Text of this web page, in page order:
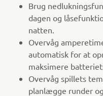
Brug
dagen og
natten.
Overvåg
automatisk for at
maksimere
Overvåg spillets
planlægge runder